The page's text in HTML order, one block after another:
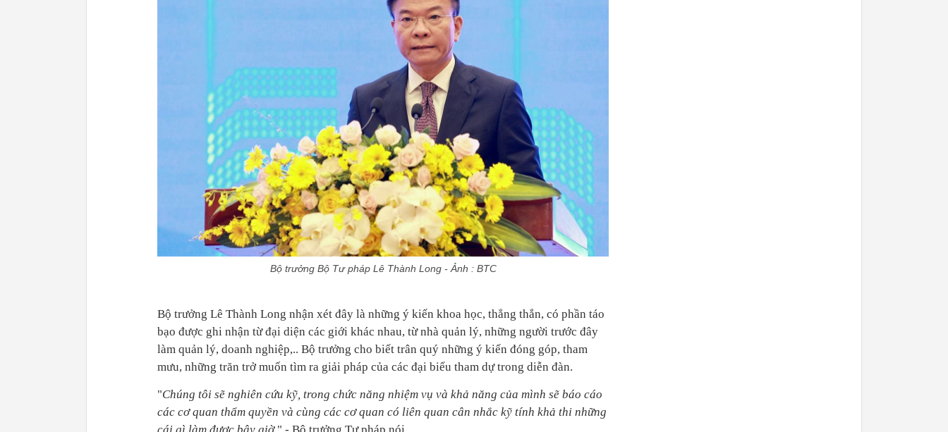
Bộ trưởng Bộ Tư pháp Lê Thành Long - Ảnh : BTC
Bộ trưởng Lê Thành Long nhận xét đây là những ý kiến khoa học, thẳng thắn, có phần táo
bạo được ghi nhận từ đại diện các giới khác nhau, từ nhà quản lý, những người trước đây
làm quản lý, doanh nghiệp,.. Bộ trưởng cho biết trân quý những ý kiến đóng góp, tham
mưu, những trăn trở muốn tìm ra giải pháp của các đại biểu tham dự trong diễn đàn.
"Chúng tôi sẽ nghiên cứu kỹ, trong chức năng nhiệm vụ và khả năng của mình sẽ báo cáo
các cơ quan thẩm quyền và cùng các cơ quan có liên quan cân nhắc kỹ tính khả thi những